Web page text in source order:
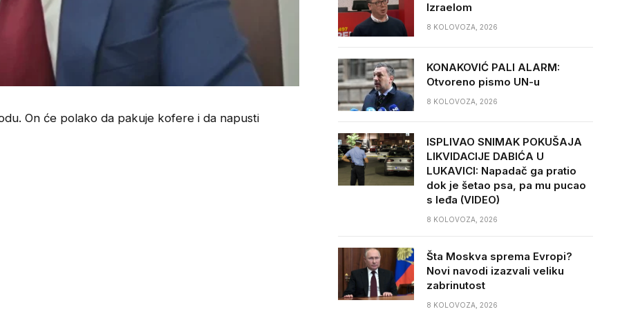
On će polako da pakuje kofere i da napusti
Izraelom
8 KOLOVOZA, 2026
KONAKOVIĆ PALI ALARM:
Otvoreno pismo UN-u
8 KOLOVOZA, 2026
ISPLIVAO SNIMAK POKUŠAJA
LIKVIDACIJE DABIĆA U
LUKAVICI: Napadač ga pratio
dok je šetao psa, pa mu pucao
s leđa (VIDEO)
8 KOLOVOZA, 2026
Šta Moskva sprema Evropi?
Novi navodi izazvali veliku
zabrinutost
8 KOLOVOZA, 2026